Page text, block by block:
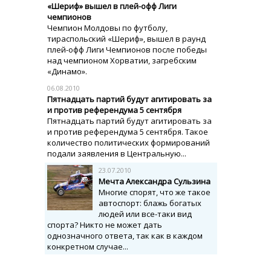
«Шериф» вышел в плей-офф Лиги
чемпионов
Чемпион Молдовы по футболу,
тираспольский «Шериф», вышел в раунд
плей-офф Лиги Чемпионов после победы
над чемпионом Хорватии, загребским
«Динамо».
06.08.2010
Пятнадцать партий будут агитировать за
и против референдума 5 сентября
Пятнадцать партий будут агитировать за
и против референдума 5 сентября. Такое
количество политических формирований
подали заявления в Центральную...
23.07.2010
Мечта Александра Сульзина
Многие спорят, что же такое
автоспорт: блажь богатых
людей или все-таки вид
спорта? Никто не может дать
однозначного ответа, так как в каждом
конкретном случае...